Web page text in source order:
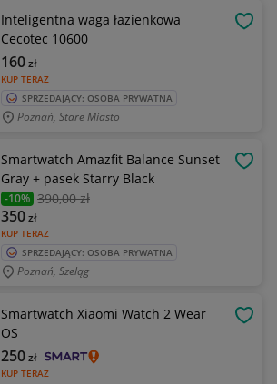
Inteligentna waga łazienkowa
Cecotec 10600
KUP TERAZ
160zł
SPRZEDAJĄCY: OSOBA PRYWATNA
Poznań, Stare Miasto
Smartwatch Amazfit Balance Sunset
Gray + pasek Starry Black
-10% 390,00 zł
KUP TERAZ
350zł
SPRZEDAJĄCY: OSOBA PRYWATNA
Poznań, Szeląg
Smartwatch Xiaomi Watch 2 Wear
OS
KUP TERAZ
250zł